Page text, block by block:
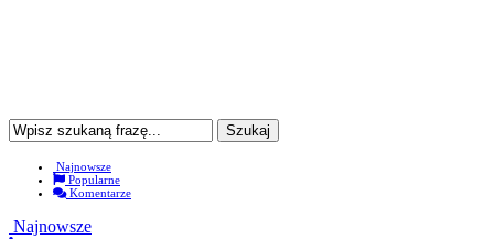
Najnowsze
Popularne
Komentarze
Najnowsze